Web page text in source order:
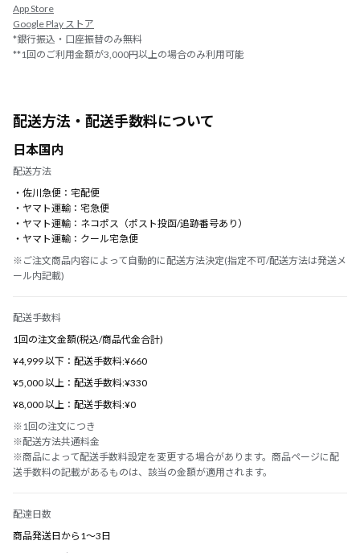
App Store
Google Play ストア
*銀行振込・口座振替のみ無料
**1回のご利用金額が3,000円以上の場合のみ利用可能
配送方法・配送手数料について
日本国内
配送方法
・佐川急便：宅配便
・ヤマト運輸：宅急便
・ヤマト運輸：ネコポス（ポスト投函/追跡番号あり）
・ヤマト運輸：クール宅急便
※ご注文商品内容によって自動的に配送方法決定(指定不可/配送方法は発送メ
ール内記載)
配送手数料
1回の注文金額(税込/商品代金合計)
¥4,999 以下：配送手数料:¥660
¥5,000 以上：配送手数料:¥330
¥8,000 以上：配送手数料:¥0
※1回の注文につき
※配送方法共通料金
※商品によって配送手数料設定を変更する場合があります。商品ページに配
送手数料の記載があるものは、該当の金額が適用されます。
配達日数
商品発送日から1〜3日